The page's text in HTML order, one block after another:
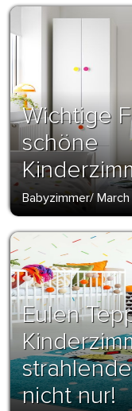
Wichtige
schöne
Babyzimmer/
Eulen
nicht nur!